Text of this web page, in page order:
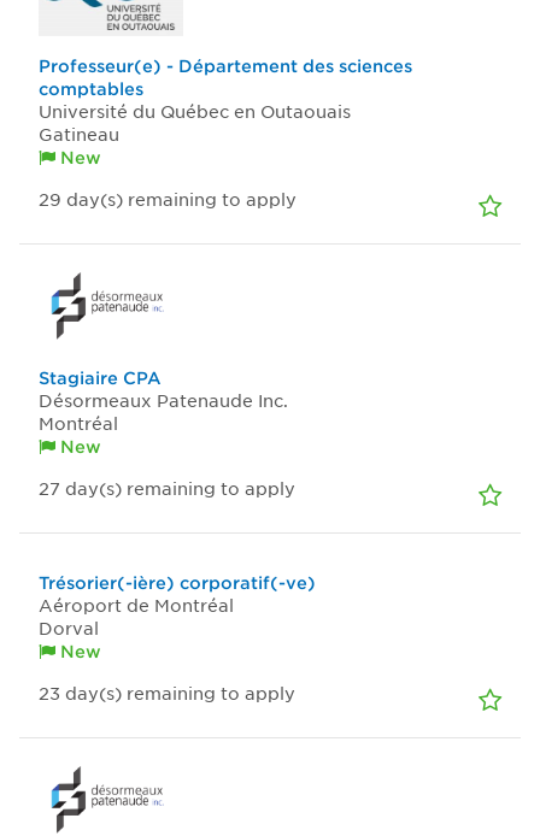
Professeur(e) - Département des sciences
comptables
Université du Québec en Outaouais
Gatineau
New
29 day(s) remaining to apply
Stagiaire CPA
Désormeaux Patenaude Inc.
Montréal
New
27 day(s) remaining to apply
Trésorier(-ière) corporatif(-ve)
Aéroport de Montréal
Dorval
New
23 day(s) remaining to apply